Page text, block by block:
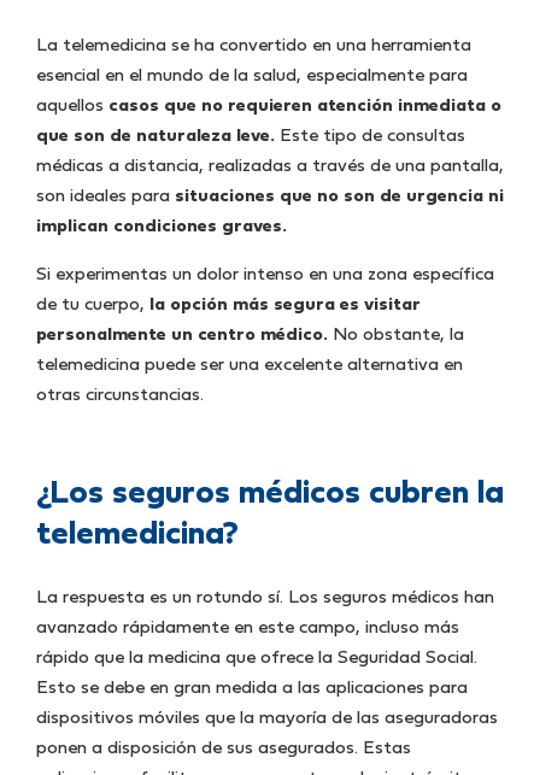
La telemedicina se ha convertido en una herramienta
esencial en el mundo de la salud, especialmente para
aquellos casos que no requieren atención inmediata o
que son de naturaleza leve. Este tipo de consultas
médicas a distancia, realizadas a través de una pantalla,
son ideales para situaciones que no son de urgencia ni
implican condiciones graves.
Si experimentas un dolor intenso en una zona específica
de tu cuerpo, la opción más segura es visitar
personalmente un centro médico. No obstante, la
telemedicina puede ser una excelente alternativa en
otras circunstancias.
¿Los seguros médicos cubren la
telemedicina?
La respuesta es un rotundo sí. Los seguros médicos han
avanzado rápidamente en este campo, incluso más
rápido que la medicina que ofrece la Seguridad Social.
Esto se debe en gran medida a las aplicaciones para
dispositivos móviles que la mayoría de las aseguradoras
ponen a disposición de sus asegurados. Estas